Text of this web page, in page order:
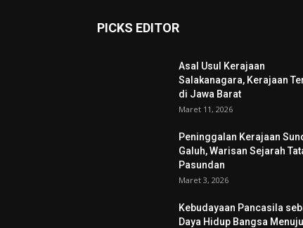
PICKS EDITOR
Asal Usul Kerajaan
Salakanagara, Kerajaan
di Jawa Barat
Maret 11, 2026
Peninggalan Kerajaan
Galuh, Warisan Sejarah
Pasundan
Maret 3, 2026
Kebudayaan Pancasila
Daya Hidup Bangsa Menuju